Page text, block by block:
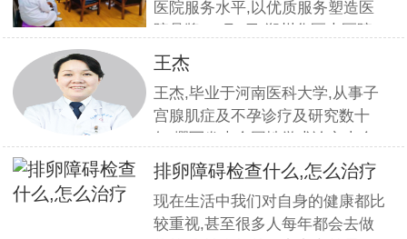
医院服务水平,以优质服务塑造医
院品牌,11月5日,郑州华医大医院
组织全员开展优质服务提升培训.
本期培训邀请到职业素养与服务设
计专家
王杰
王杰,毕业于河南医科大学,从事子
宫腺肌症及不孕诊疗及研究数十
年,撰写发表全国性学术论文十余
篇.对宫、腹腔镜等微创高科技技
术诊治子宫腺肌症、石女、子宫肌
瘤、女性不孕等妇科疑难杂症有一
套成熟完整的方案,深得患者好评!
排卵障碍检查什么,怎么治疗
现在生活中我们对自身的健康都比
较重视,甚至很多人每年都会去做